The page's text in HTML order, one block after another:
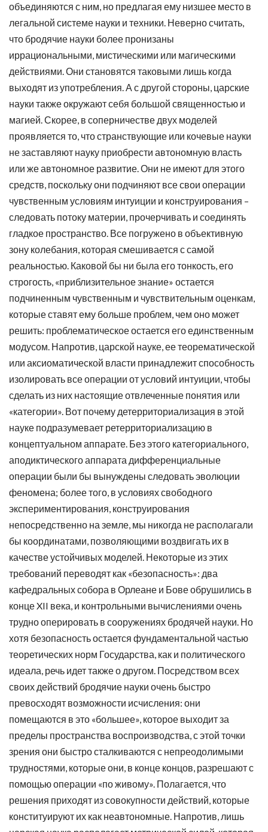
объединяются с ним, но предлагая ему низшее место в
легальной системе науки и техники. Неверно считать,
что бродячие науки более пронизаны
иррациональными, мистическими или магическими
действиями. Они становятся таковыми лишь когда
выходят из употребления. А с другой стороны, царские
науки также окружают себя большой священностью и
магией. Скорее, в соперничестве двух моделей
проявляется то, что странствующие или кочевые науки
не заставляют науку приобрести автономную власть
или же автономное развитие. Они не имеют для этого
средств, поскольку они подчиняют все свои операции
чувственным условиям интуиции и конструирования –
следовать потоку материи, прочерчивать и соединять
гладкое пространство. Все погружено в объективную
зону колебания, которая смешивается с самой
реальностью. Каковой бы ни была его тонкость, его
строгость, «приблизительное знание» остается
подчиненным чувственным и чувствительным оценкам,
которые ставят ему больше проблем, чем оно может
решить: проблематическое остается его единственным
модусом. Напротив, царской науке, ее теорематической
или аксиоматической власти принадлежит способность
изолировать все операции от условий интуиции, чтобы
сделать из них настоящие отвлеченные понятия или
«категории». Вот почему детерриториализация в этой
науке подразумевает ретерриториализацию в
концептуальном аппарате. Без этого категориального,
аподиктического аппарата дифференциальные
операции были бы вынуждены следовать эволюции
феномена; более того, в условиях свободного
экспериментирования, конструирования
непосредственно на земле, мы никогда не располагали
бы координатами, позволяющими воздвигать их в
качестве устойчивых моделей. Некоторые из этих
требований переводят как «безопасность»: два
кафедральных собора в Орлеане и Бове обрушились в
конце XII века, и контрольными вычислениями очень
трудно оперировать в сооружениях бродячей науки. Но
хотя безопасность остается фундаментальной частью
теоретических норм Государства, как и политического
идеала, речь идет также о другом. Посредством всех
своих действий бродячие науки очень быстро
превосходят возможности исчисления: они
помещаются в это «большее», которое выходит за
пределы пространства воспроизводства, с этой точки
зрения они быстро сталкиваются с непреодолимыми
трудностями, которые они, в конце концов, разрешают с
помощью операции «по живому». Полагается, что
решения приходят из совокупности действий, которые
конституируют их как неавтономные. Напротив, лишь